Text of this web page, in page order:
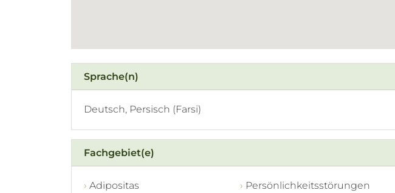
Sprache(n)
Deutsch, Persisch (Farsi)
Fachgebiet(e)
Adipositas
Persönlichkeitsstörungen